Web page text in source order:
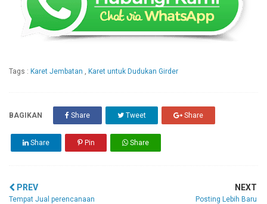
Tags : Karet Jembatan Karet untuk Dudukan Girder
BAGIKAN Share Tweet Share
Share Pin Share
PREV
Tempat Jual perencanaan
NEXT
Posting Lebih Baru